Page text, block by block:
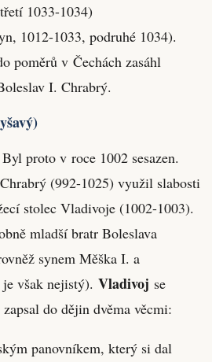
1033-1034)
1012-1033, podruhé 1034).
poměrů v Čechách zasáhl
I. Chrabrý.
proto v roce 1002 sesazen.
(992-1025) využil slabosti
stolec Vladivoje (1002-1003).
mladší bratr Boleslava
synem Měška I. a
však nejistý). Vladivoj se
do dějin dvěma věcmi:
panovníkem, který si dal